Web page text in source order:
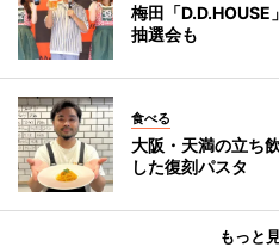
梅田「
抽選会も
食べる
大阪・天満の立ち
した復刻パスタ
もっと